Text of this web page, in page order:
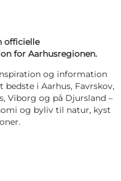
officielle
for Aarhusregionen.
og information
i Aarhus, Favrskov,
Viborg og på Djursland –
og byliv til natur, kyst